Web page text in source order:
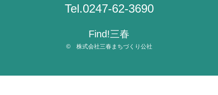
Tel.0247-62-3690
Find!三春
© 株式会社三春まちづくり公社